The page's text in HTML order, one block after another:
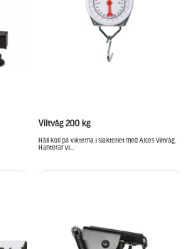
Viltvåg 200 kg
Håll koll på vikterna i slakteriet med Alces Viltvåg.
Hanterar vi...